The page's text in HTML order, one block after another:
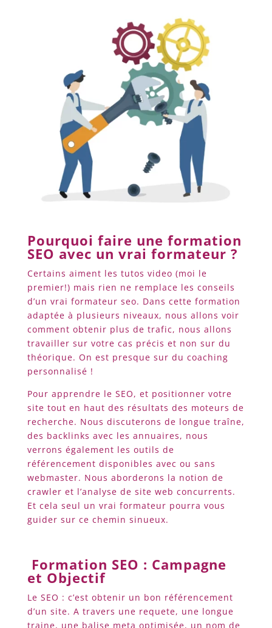
Pourquoi faire une formation
SEO avec un vrai formateur ?
Certains aiment les tutos video (moi le
premier!) mais rien ne remplace les conseils
d’un vrai formateur seo. Dans cette formation
adaptée à plusieurs niveaux, nous allons voir
comment obtenir plus de trafic, nous allons
travailler sur votre cas précis et non sur du
théorique. On est presque sur du coaching
personnalisé !
Pour apprendre le SEO, et positionner votre
site tout en haut des résultats des moteurs de
recherche. Nous discuterons de longue traîne,
des backlinks avec les annuaires, nous
verrons également les outils de
référencement disponibles avec ou sans
webmaster. Nous aborderons la notion de
crawler et l’analyse de site web concurrents.
Et cela seul un vrai formateur pourra vous
guider sur ce chemin sinueux.
Formation SEO : Campagne
et Objectif
Le SEO : c’est obtenir un bon référencement
d’un site. A travers une requete, une longue
traine, une balise meta optimisée, un nom de